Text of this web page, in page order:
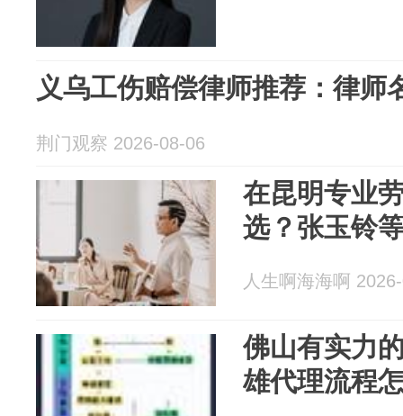
义乌工伤赔偿律师推荐：律师
荆门观察 2026-08-06
在昆明专业
选？张玉铃
人生啊海海啊
佛山有实力
雄代理流程